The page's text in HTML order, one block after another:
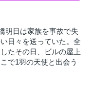
明日は家族を事故で失
日々を送っていた。全
たその日、ビルの屋上
で1羽の天使と出会う